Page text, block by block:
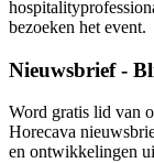
bezoeken het event.
Nieuwsbrief -
Word gratis lid van
Horecava
en ontwikkelingen